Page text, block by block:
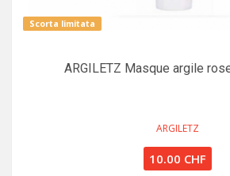
Scorta limitata
ARGILETZ Masque argile
ARGILETZ
10.00 CHF